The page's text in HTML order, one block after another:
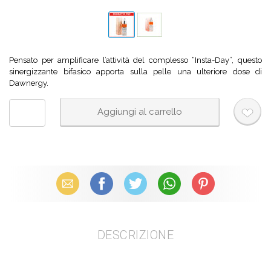
Pensato per amplificare l’attività del complesso “Insta-Day”, questo
sinergizzante bifasico apporta sulla pelle una ulteriore dose di
Dawnergy.
Email Facebook X (Twitter) WhatsAppPinterest
DESCRIZIONE